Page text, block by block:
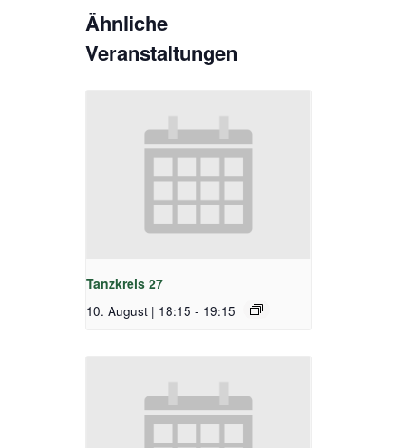
Ähnliche
Veranstaltungen
Tanzkreis 27
10. August | 18:15 - 19:15